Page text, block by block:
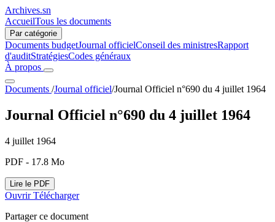
Archives.sn
AccueilTous les documents
Par catégorie
Documents budgetJournal officielConseil des ministresRapport
d'auditStratégiesCodes généraux
À propos
Documents /Journal officiel/Journal Officiel n°690 du 4 juillet 1964
Journal Officiel n°690 du 4 juillet 1964
4 juillet 1964
PDF - 17.8 Mo
Lire le PDF
OuvrirTélécharger
Partager ce document